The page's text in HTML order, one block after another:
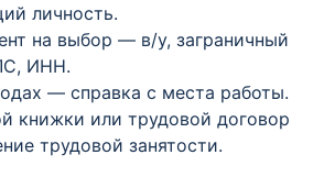
личность.
на выбор — в/у, заграничный
ИНН.
— справка с места работы.
книжки или трудовой договор
трудовой занятости.